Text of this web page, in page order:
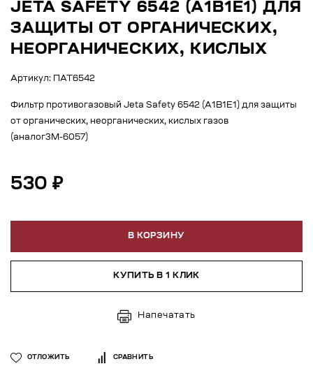
JETA SAFETY 6542 (A1B1E1) ДЛЯ
ЗАЩИТЫ ОТ ОРГАНИЧЕСКИХ,
НЕОРГАНИЧЕСКИХ, КИСЛЫХ
Артикул: ПАТ6542
Фильтр противогазовый Jeta Safety 6542 (A1B1E1) для защиты
от органических, неорганических, кислых газов
(аналог3М-6057)
530 ₽
В КОРЗИНУ
КУПИТЬ В 1 КЛИК
Напечатать
ОТЛОЖИТЬ СРАВНИТЬ